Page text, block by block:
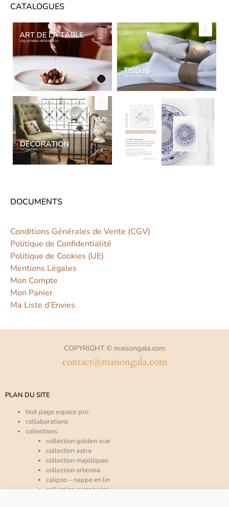
CATALOGUES
DOCUMENTS
Conditions Générales de Vente (CGV)
Politique de Confidentialité
Politique de Cookies (UE)
Mentions Légales
Mon Compte
Mon Panier
Ma Liste d’Envies
COPYRIGHT © maisongala.com
contact@maisongala.com
PLAN DU SITE
test page espace pro
collaborations
collections
collection golden scar
collection astra
collection majoliques
collection ortensia
calipso – nappe en lin
collection sumptuosa